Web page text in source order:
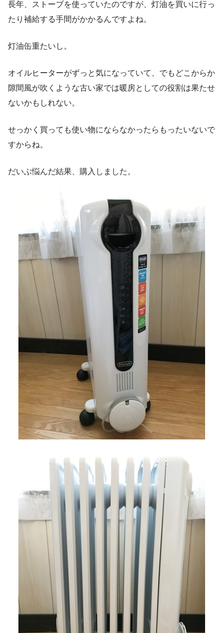
長年、ストーブを使っていたのですが、灯油を買いに行っ
たり補給する手間がかかるんですよね。
灯油缶重たいし。
オイルヒーターがずっと気になっていて、でもどこからか
隙間風が吹くような古い家では暖房としての役割は果たせ
ないかもしれない。
せっかく買っても使い物にならなかったらもったいないで
すからね。
だいぶ悩んだ結果、購入しました。